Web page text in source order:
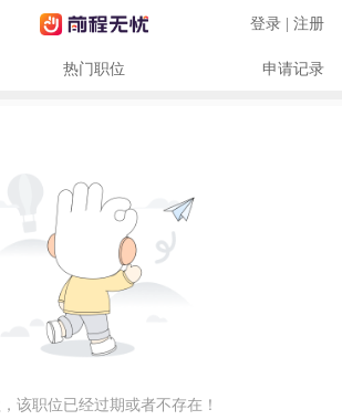
登录 | 注册
热门职位 申请记录
该职位已经过期或者不存在！